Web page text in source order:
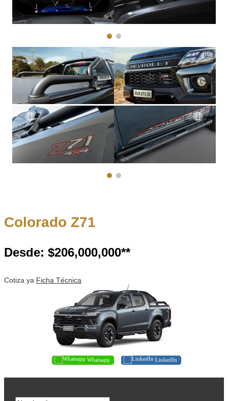
Colorado Z71
Desde: $206,000,000**
Cotiza ya Ficha Técnica
Whatsapp LinkedIn